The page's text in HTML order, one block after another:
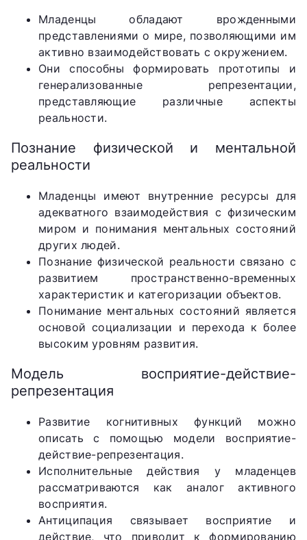
Младенцы обладают врожденными
представлениями о мире, позволяющими им
активно взаимодействовать с окружением.
Они способны формировать прототипы и
генерализованные репрезентации,
представляющие различные аспекты
реальности.
Познание физической и ментальной
реальности
Младенцы имеют внутренние ресурсы для
адекватного взаимодействия с физическим
миром и понимания ментальных состояний
других людей.
Познание физической реальности связано с
развитием пространственно-временных
характеристик и категоризации объектов.
Понимание ментальных состояний является
основой социализации и перехода к более
высоким уровням развития.
Модель восприятие-действие-
репрезентация
Развитие когнитивных функций можно
описать с помощью модели восприятие-
действие-репрезентация.
Исполнительные действия у младенцев
рассматриваются как аналог активного
восприятия.
Антиципация связывает восприятие и
действие, что приводит к формированию